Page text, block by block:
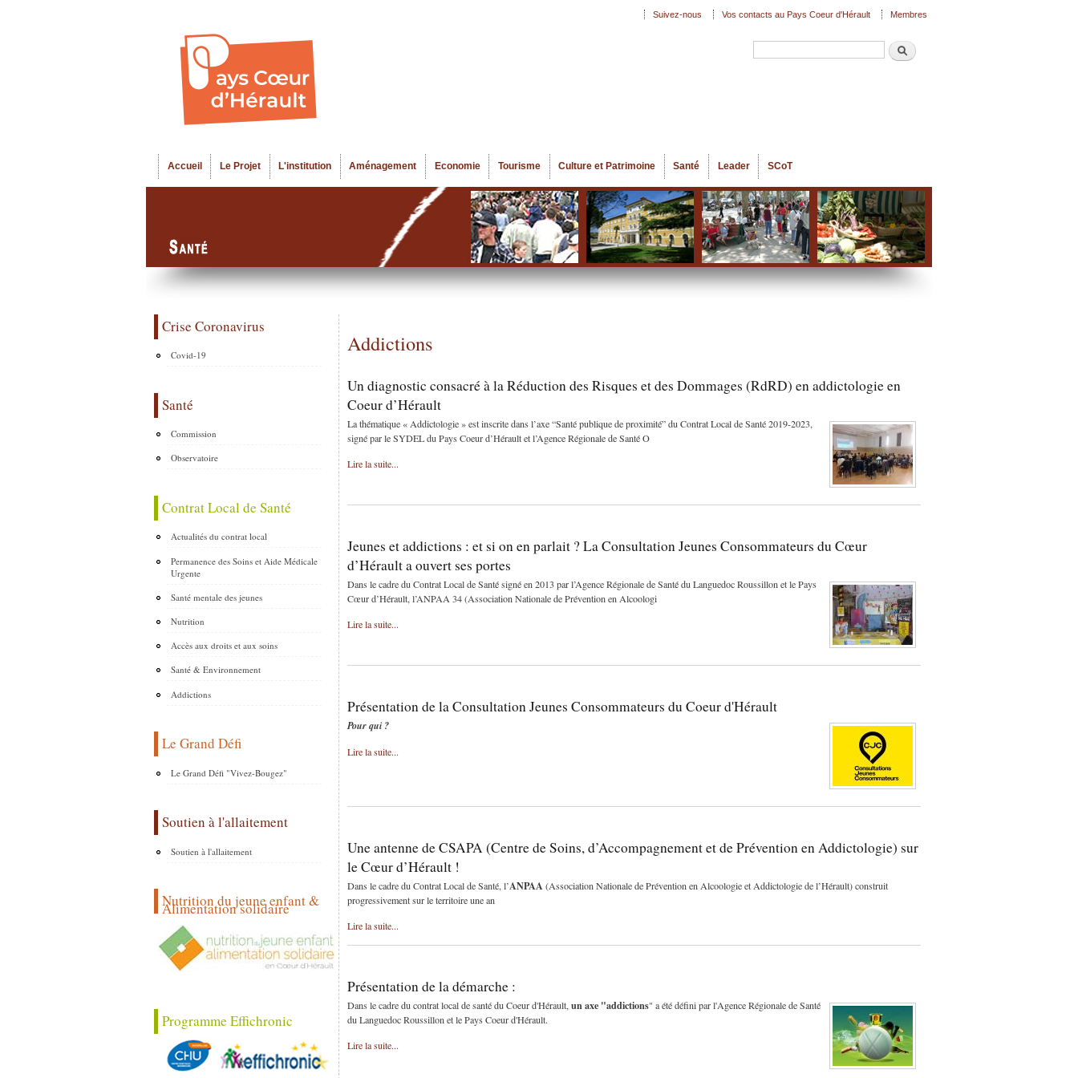
Recherche
Menu principal
Accueil Le Projet L'institution Aménagement Economie Tourisme Culture et Patrimoine Santé Leader SCoT
Suivez-nous Vos contacts au Pays Coeur d'Hérault Membres
Crise Coronavirus
Covid-19
Santé
Commission
Observatoire
Contrat Local de Santé
Actualités du contrat local
Permanence des Soins et Aide Médicale
Urgente
Santé mentale des jeunes
Nutrition
Accès aux droits et aux soins
Santé & Environnement
Addictions
Le Grand Défi
Le Grand Défi "Vivez-Bougez"
Soutien à l'allaitement
Soutien à l'allaitement
Nutrition du jeune enfant &
Alimentation solidaire
Programme Effichronic
Addictions
Un diagnostic consacré à la Réduction des Risques et des Dommages (RdRD) en addictologie en
Coeur d’Hérault
La thématique « Addictologie » est inscrite dans l’axe “Santé publique de proximité” du Contrat Local de Santé 2019-2023,
signé par le SYDEL du Pays Coeur d’Hérault et l’Agence Régionale de Santé O
Lire la suite...
Jeunes et addictions : et si on en parlait ? La Consultation Jeunes Consommateurs du Cœur
d’Hérault a ouvert ses portes
Dans le cadre du Contrat Local de Santé signé en 2013 par l’Agence Régionale de Santé du Languedoc Roussillon et le Pays
Cœur d’Hérault, l’ANPAA 34 (Association Nationale de Prévention en Alcoologi
Lire la suite...
Présentation de la Consultation Jeunes Consommateurs du Coeur d'Hérault
Pour qui ?
Lire la suite...
Une antenne de CSAPA (Centre de Soins, d’Accompagnement et de Prévention en Addictologie) sur
le Cœur d’Hérault !
Dans le cadre du Contrat Local de Santé, l’ANPAA(Association Nationale de Prévention en Alcoologie et Addictologie de l’Hérault) construit
progressivement sur le territoire une an
Lire la suite...
Présentation de la démarche :
Dans le cadre du contrat local de santé du Coeur d'Hérault, un axe "addictions" a été défini par l'Agence Régionale de Santé
du Languedoc Roussillon et le Pays Coeur d'Hérault.
Lire la suite...